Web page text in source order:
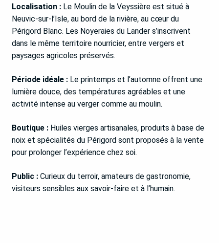
Localisation : Le Moulin de la Veyssière est situé à
Neuvic-sur-l’Isle, au bord de la rivière, au cœur du
Périgord Blanc. Les Noyeraies du Lander s’inscrivent
dans le même territoire nourricier, entre vergers et
paysages agricoles préservés.
Période idéale : Le printemps et l’automne offrent une
lumière douce, des températures agréables et une
activité intense au verger comme au moulin.
Boutique : Huiles vierges artisanales, produits à base de
noix et spécialités du Périgord sont proposés à la vente
pour prolonger l’expérience chez soi.
Public : Curieux du terroir, amateurs de gastronomie,
visiteurs sensibles aux savoir-faire et à l’humain.